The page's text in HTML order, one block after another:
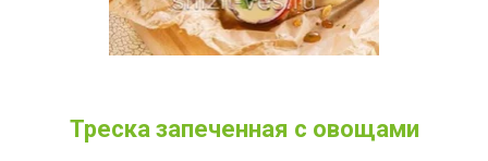
Треска запеченная с овощами